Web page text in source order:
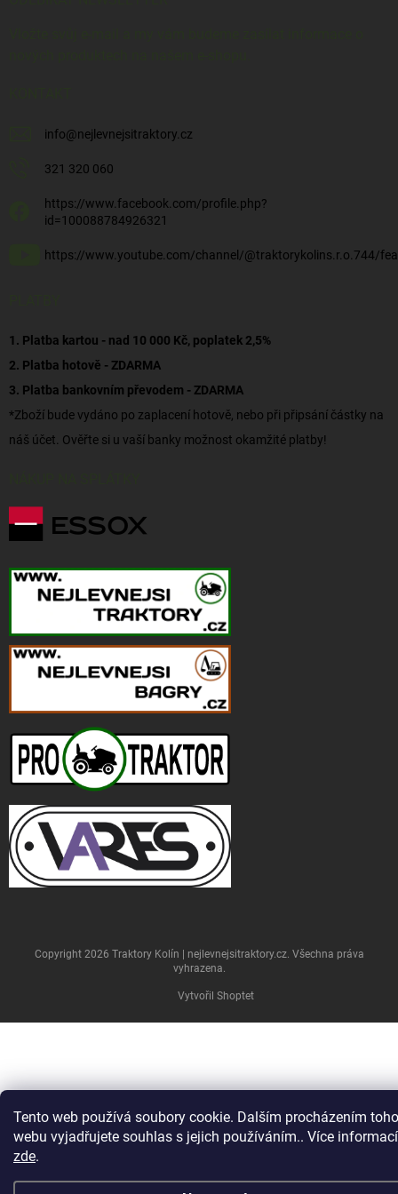
Tento web používá soubory cookie. Dalším procházením
webu vyjadřujete souhlas s jejich používáním.. Více informací
zde.
info@nejlevnejsitraktory.cz
321 320 060
https://www.facebook.com/profile.php?
id=100088784926321
https://www.youtube.com/channel/@traktorykolins.r.o.744/
1. Platba kartou - nad 10 000 Kč, poplatek 2,5%
2. Platba hotově - ZDARMA
3. Platba bankovním převodem - ZDARMA
*Zboží bude vydáno po zaplacení hotově, nebo při připsání částky na
náš účet. Ověřte si u vaší banky možnost okamžité platby!
Vytvořil Shoptet
Copyright 2026 Traktory Kolín | nejlevnejsitraktory.cz. Všechna práva
vyhrazena.